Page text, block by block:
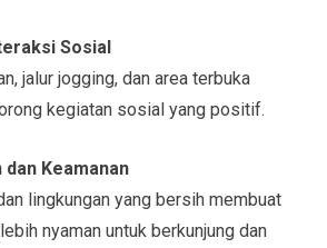
Sosial
jalur jogging, dan area terbuka
kegiatan sosial yang positif.
Keamanan
lingkungan yang bersih membuat
nyaman untuk berkunjung dan